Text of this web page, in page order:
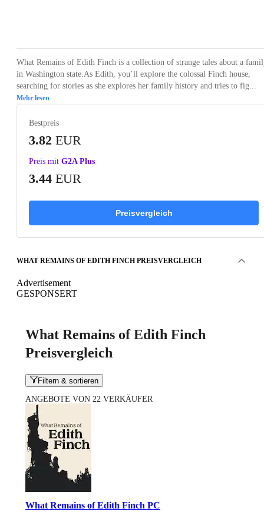
What Remains of Edith Finch is a collection of strange tales about a
in Washington state.As Edith, you’ll explore the colossal Finch house,
searching for stories as she explores her family history and tries to fig...
Mehr lesen
Bestpreis
3.82 EUR
Preis mit G2A Plus
3.44 EUR
Preisvergleich
WHAT REMAINS OF EDITH FINCH PREISVERGLEICH
Advertisement
GESPONSERT
What Remains of Edith Finch
Preisvergleich
Filtern & sortieren
ANGEBOTE VON 22 VERKÄUFER
What Remains of Edith Finch PC